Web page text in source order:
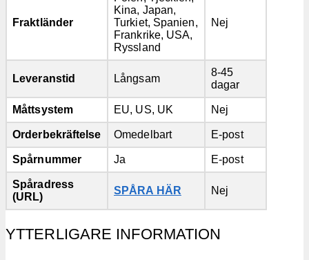
Fraktländer
Kina, Japan,
Turkiet, Spanien,
Frankrike, USA,
Ryssland
Nej
Leveranstid Långsam
8-45
dagar
Måttsystem EU, US, UK Nej
Orderbekräftelse Omedelbart E-post
Spårnummer Ja E-post
Spåradress
(URL)
SPÅRA HÄR Nej
YTTERLIGARE INFORMATION